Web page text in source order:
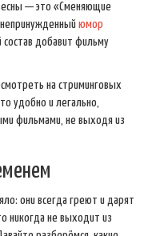
— это «Сменяющие
юмор
состав добавит фильму
на стриминговых
удобно и легально,
фильмами, не выходя из
они всегда греют и дарят
никогда не выходит из